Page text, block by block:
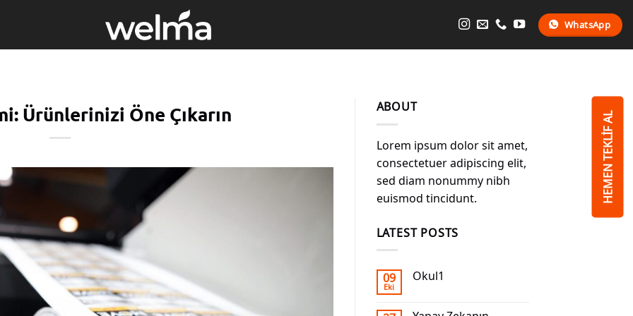
WhatsApp
Ürünlerinizi Öne Çıkarın ABOUT
Lorem ipsum dolor sit amet,
consectetuer adipiscing elit,
sed diam nonummy nibh
euismod tincidunt.
LATEST POSTS
09
Eki
Okul1
HEMEN TEKLİF AL